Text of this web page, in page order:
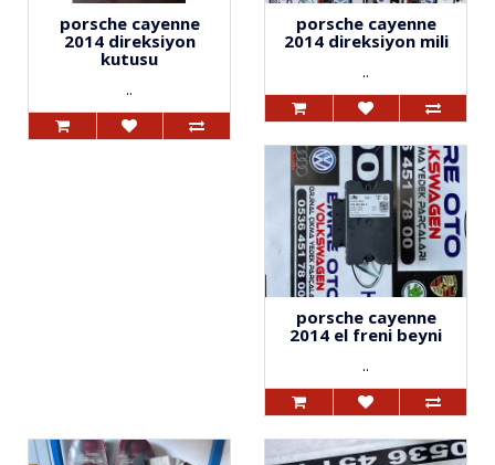
porsche cayenne
2014 direksiyon
kutusu
..
porsche cayenne
2014 direksiyon mili
..
porsche cayenne
2014 el freni beyni
..